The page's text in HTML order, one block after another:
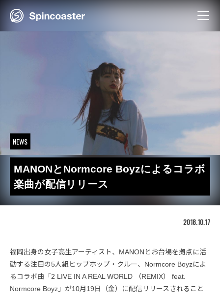
Skip
NEWS
MANONとNormcore Boyzによるコラボ
楽曲が配信リリース
2018.10.17
福岡出身の女子高生アーティスト、MANONとお台場を拠点に活
動する注目の5人組ヒップホップ・クルー、Normcore Boyzによ
るコラボ曲「2 LIVE IN A REAL WORLD （REMIX） feat.
Normcore Boyz」が10月19日（金）に配信リリースされること